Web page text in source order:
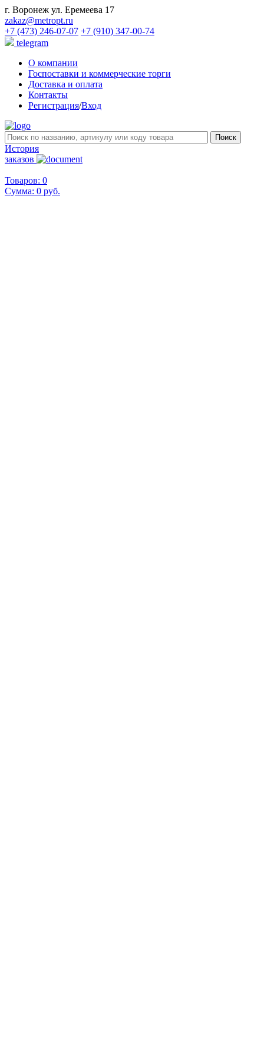
г. Воронеж ул. Еремеева 17
zakaz@metropt.ru
+7 (473) 246-07-07 +7 (910) 347-00-74
telegram
О компании
Госпоставки и коммерческие торги
Доставка и оплата
Контакты
Регистрация/Вход
История
заказов
Товаров: 0
Сумма: 0 руб.